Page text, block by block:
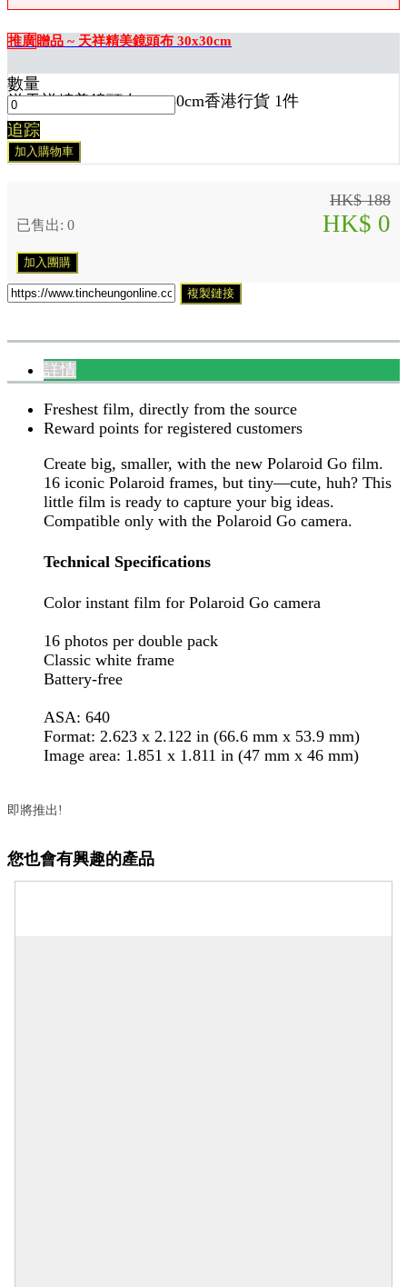
推廣贈品 ~ 天祥精美鏡頭布 30x30cm
送天祥精美鏡頭布 30x30cm香港行貨 1件
數量
追踪
加入購物車
HK$ 188
已售出: 0 HK$ 0
加入團購
複製鏈接
詳情
Freshest film, directly from the source
Reward points for registered customers
Create big, smaller, with the new Polaroid Go film.
16 iconic Polaroid frames, but tiny—cute, huh? This
little film is ready to capture your big ideas.
Compatible only with the Polaroid Go camera.
Technical Specifications
Color instant film for Polaroid Go camera
16 photos per double pack
Classic white frame
Battery-free
ASA: 640
Format: 2.623 x 2.122 in (66.6 mm x 53.9 mm)
Image area: 1.851 x 1.811 in (47 mm x 46 mm)
即將推出!
您也會有興趣的產品